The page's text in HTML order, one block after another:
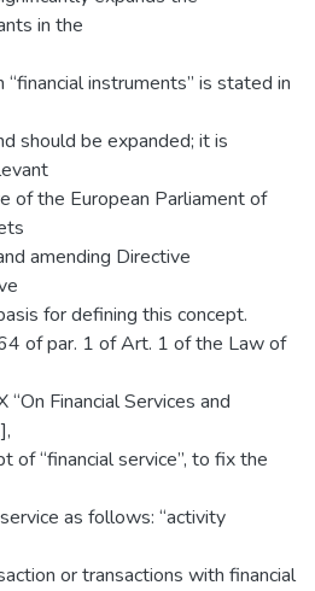
in the
instruments” is stated in
should be expanded; it is
of the European Parliament of
amending Directive
for defining this concept.
of par. 1 of Art. 1 of the Law of
Financial Services and
of “financial service”, to fix the
as follows: “activity
or transactions with financial